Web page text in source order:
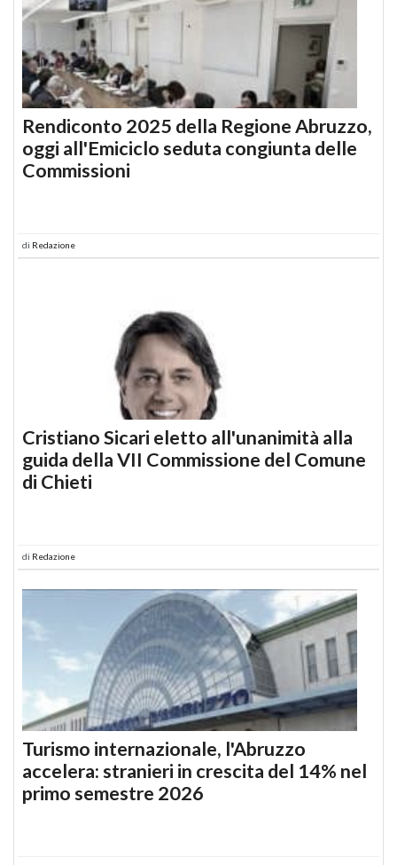
Rendiconto 2025 della Regione Abruzzo,
oggi all'Emiciclo seduta congiunta delle
Commissioni
di Redazione
Cristiano Sicari eletto all'unanimità alla
guida della VII Commissione del Comune
di Chieti
di Redazione
Turismo internazionale, l'Abruzzo
accelera: stranieri in crescita del 14% nel
primo semestre 2026